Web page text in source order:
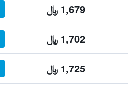
1,679 ﷼
1,702 ﷼
1,725 ﷼